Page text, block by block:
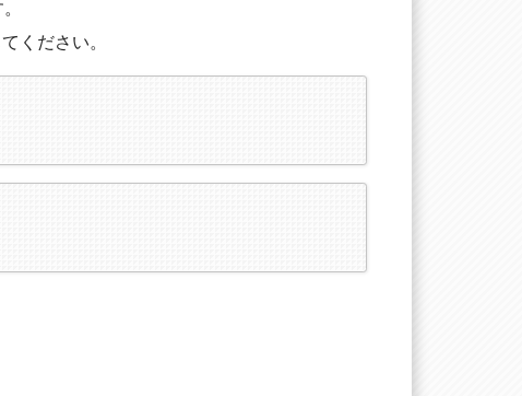
ください。